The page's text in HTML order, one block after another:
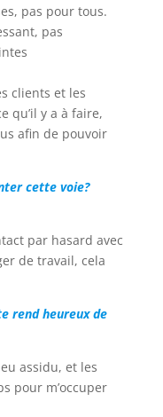
pas pour tous.
pas
clients et les
qu’il y a à faire,
afin de pouvoir
cette voie?
par hasard avec
de travail, cela
rend heureux de
assidu, et les
pour m’occuper